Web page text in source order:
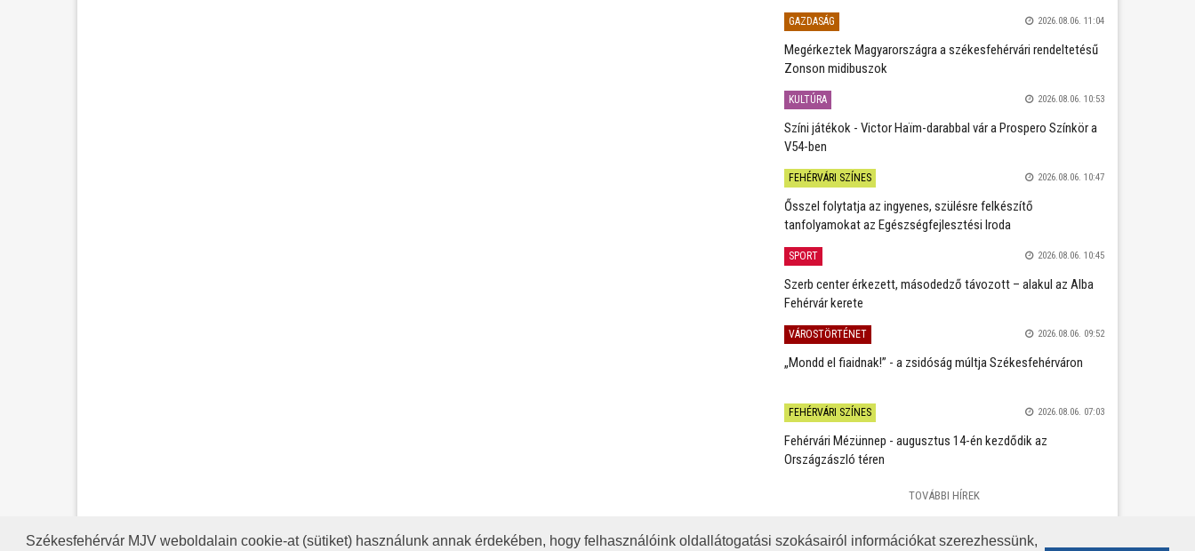
Székesfehérvár MJV weboldalain cookie-at (sütiket) használunk annak érdekében, hogy felhasználóink oldallátogatási szokásairól információkat szerezhessünk,
GAZDASÁG 2026.08.06. 11:04
Megérkeztek Magyarországra a székesfehérvári rendeltetésű
Zonson midibuszok
KULTÚRA 2026.08.06. 10:53
Színi játékok - Victor Haïm-darabbal vár a Prospero Színkör a
V54-ben
FEHÉRVÁRI SZÍNES 2026.08.06. 10:47
Ősszel folytatja az ingyenes, szülésre felkészítő
tanfolyamokat az Egészségfejlesztési Iroda
SPORT 2026.08.06. 10:45
Szerb center érkezett, másodedző távozott – alakul az Alba
Fehérvár kerete
VÁROSTÖRTÉNET 2026.08.06. 09:52
„Mondd el fiaidnak!” - a zsidóság múltja Székesfehérváron
FEHÉRVÁRI SZÍNES 2026.08.06. 07:03
Fehérvári Mézünnep - augusztus 14-én kezdődik az
Országzászló téren
TOVÁBBI HÍREK
A HONLAP 2017.03.31-I ÁLLAPOTA JOGI NYILATKOZAT IMPRESSZUM MÉDIAAJÁNLAT KÖZÉRDEKŰ ADATOK ADATVÉDELEM